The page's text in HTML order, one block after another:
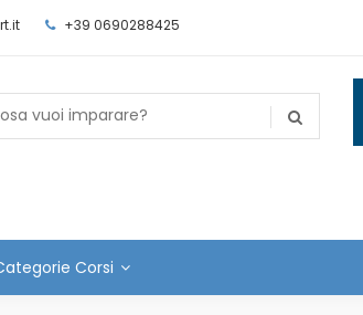
+39 0690288425
Corsi